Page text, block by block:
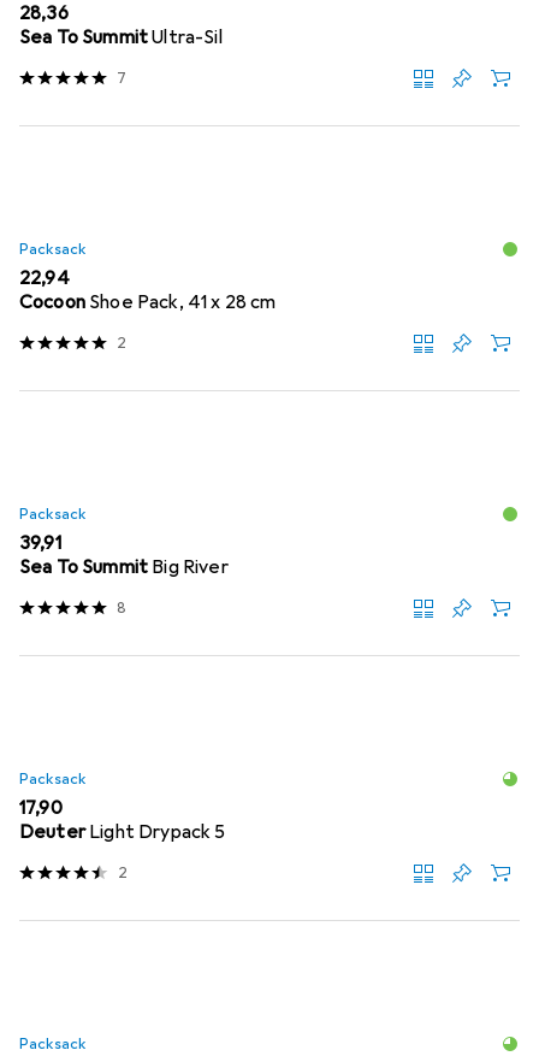
EUR
28,36
Sea To SummitUltra-Sil
7
Packsack
EUR
22,94
Cocoon Shoe Pack, 41 x 28 cm
2
Packsack
EUR
39,91
Sea To Summit Big River
8
Packsack
EUR
17,90
Deuter Light Drypack 5
2
Packsack